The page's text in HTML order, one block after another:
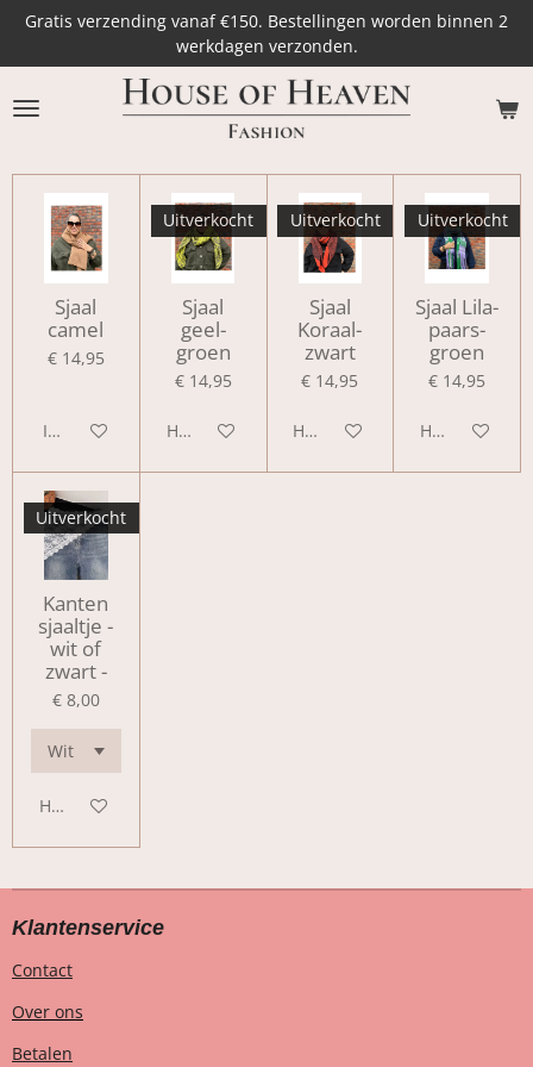
Ga
naar
de
hoofdinhoud
Gratis verzending vanaf €150. Bestellingen worden binnen 2
werkdagen verzonden.
Sjaal
camel
€ 14,95
In winkelwagen
Uitverkocht
Sjaal
geel-
groen
€ 14,95
Houd mij op de hoogte
Uitverkocht
Sjaal
Koraal-
zwart
€ 14,95
Houd mij op de hoogte
Uitverkocht
Sjaal Lila-
paars-
groen
€ 14,95
Houd mij op
Uitverkocht
Kanten
sjaaltje -
wit of
zwart -
€ 8,00
Houd mij op de hoogte
Klantenservice
Contact
Over ons
Betalen